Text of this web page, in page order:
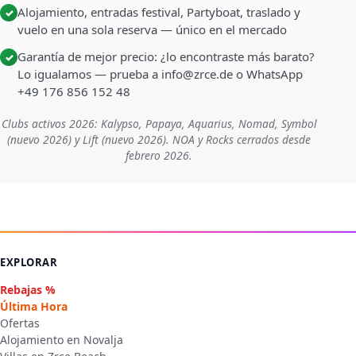
✓ Alojamiento, entradas festival, Partyboat, traslado y
vuelo en una sola reserva — único en el mercado
✓ Garantía de mejor precio: ¿lo encontraste más barato?
Lo igualamos — prueba a info@zrce.de o WhatsApp
+49 176 856 152 48
Clubs activos 2026: Kalypso, Papaya, Aquarius, Nomad, Symbol
(nuevo 2026) y Lift (nuevo 2026). NOA y Rocks cerrados desde
febrero 2026.
EXPLORAR
Rebajas %
Última Hora
Ofertas
Alojamiento en Novalja